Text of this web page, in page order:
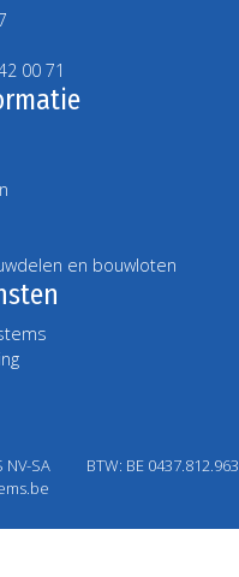
00 71
en bouwloten
NV-SA
BTW: BE 0437.812.963